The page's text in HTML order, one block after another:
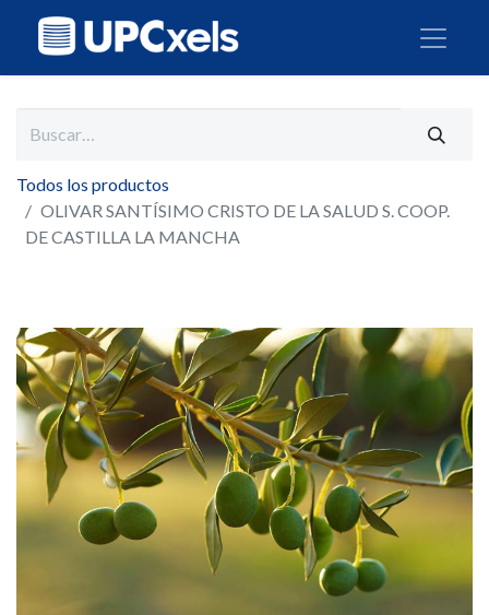
Todos los productos
OLIVAR SANTÍSIMO CRISTO DE LA SALUD S. COOP.
DE CASTILLA LA MANCHA